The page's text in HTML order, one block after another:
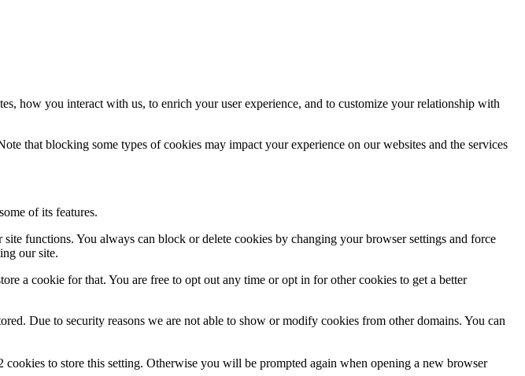
how you interact with us, to enrich your user experience, and to customize your relationship with
that blocking some types of cookies may impact your experience on our websites and the services
of its features.
functions. You always can block or delete cookies by changing your browser settings and force
our site.
a cookie for that. You are free to opt out any time or opt in for other cookies to get a better
Due to security reasons we are not able to show or modify cookies from other domains. You can
to store this setting. Otherwise you will be prompted again when opening a new browser